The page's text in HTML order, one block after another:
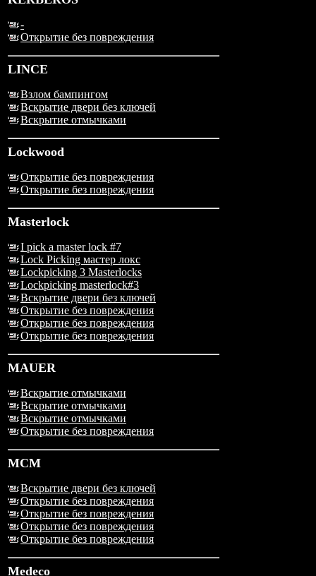
-
Открытие без повреждения
LINCE
Взлом бампингом
Вскрытие двери без ключей
Вскрытие отмычками
Lockwood
Открытие без повреждения
Открытие без повреждения
Masterlock
I pick a master lock #7
Lock Picking мастер локс
Lockpicking 3 Masterlocks
Lockpicking masterlock#3
Вскрытие двери без ключей
Открытие без повреждения
Открытие без повреждения
Открытие без повреждения
MAUER
Вскрытие отмычками
Вскрытие отмычками
Вскрытие отмычками
Открытие без повреждения
MCM
Вскрытие двери без ключей
Открытие без повреждения
Открытие без повреждения
Открытие без повреждения
Открытие без повреждения
Medeco